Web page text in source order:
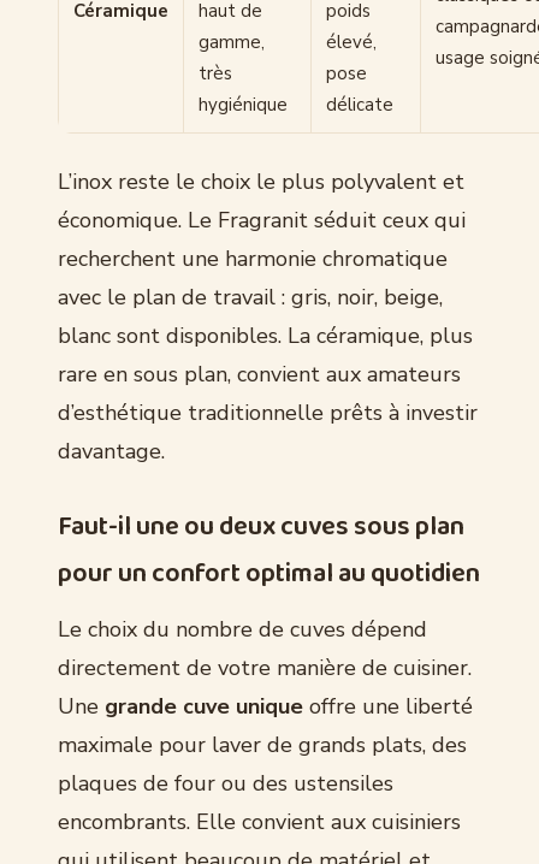
Céramique
haut de
gamme,
très
hygiénique
poids
élevé,
pose
délicate
usage
L’inox reste le choix le plus polyvalent et
économique. Le Fragranit séduit ceux qui
recherchent une harmonie chromatique
avec le plan de travail : gris, noir, beige,
blanc sont disponibles. La céramique, plus
rare en sous plan, convient aux amateurs
d’esthétique traditionnelle prêts à investir
davantage.
Faut-il une ou deux cuves sous plan
pour un confort optimal au quotidien
Le choix du nombre de cuves dépend
directement de votre manière de cuisiner.
Une grande cuve unique offre une liberté
maximale pour laver de grands plats, des
plaques de four ou des ustensiles
encombrants. Elle convient aux cuisiniers